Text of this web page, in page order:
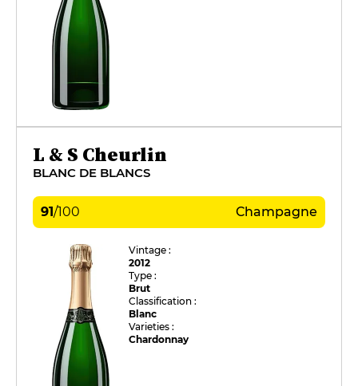
L & S Cheurlin
BLANC DE BLANCS
91/100 Champagne
Vintage :
2012
Type :
Brut
Classification :
Blanc
Varieties :
Chardonnay